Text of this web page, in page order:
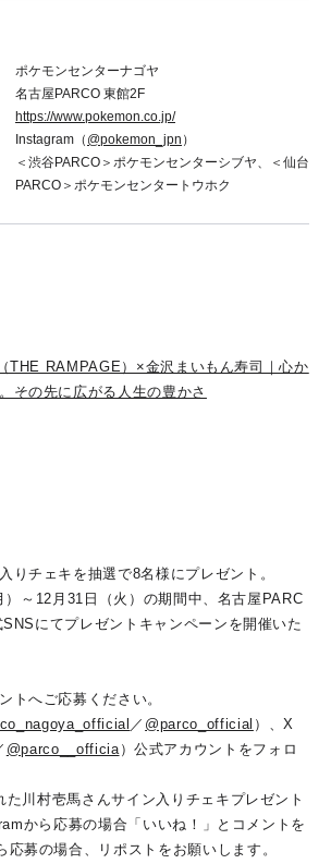
ポケモンセンターナゴヤ
名古屋PARCO 東館2F
https://www.pokemon.co.jp/
Instagram（ @pokemon_jpn ）
＜渋谷PARCO＞ポケモンセンターシブヤ、＜仙台
PARCO＞ポケモンセンタートウホク
THE RAMPAGE）×金沢まいもん寿司｜心か
その先に広がる人生の豊かさ
りチェキを抽選で8名様にプレゼント。
～12月31日（火）の期間中、名古屋PARC
にてプレゼントキャンペーンを開催いた
トへご応募ください。
／ @parco_official ）、X
@parco__officia）公式アカウントをフォロ
川村壱馬さんサイン入りチェキプレゼント
から応募の場合「いいね！」とコメントを
応募の場合、リポストをお願いします。